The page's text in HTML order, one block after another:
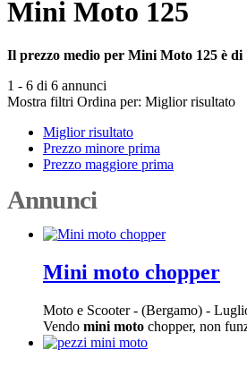
Mini Moto 125
Il prezzo medio per Mini Moto 125 è di
1 - 6 di 6 annunci
Mostra filtri Ordina per: Miglior risultato
Miglior risultato
Prezzo minore prima
Prezzo maggiore prima
Annunci
Mini moto chopper
Moto e Scooter- (Bergamo) -
Vendo mini moto chopper, non